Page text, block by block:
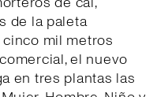
de la paleta
mil metros
el nuevo
en tres plantas las